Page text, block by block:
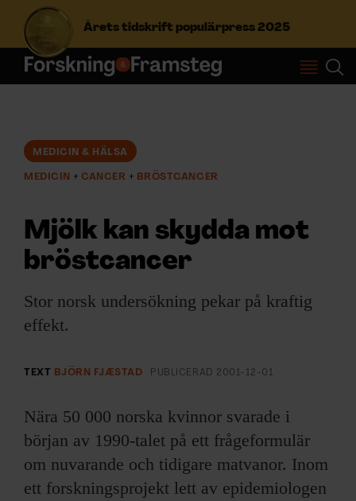
Årets tidskrift populärpress 2025
S
f
:
NYHETSBREV
ÄMNEN
EVENEMANG & RESOR
SHOP
MEDICIN & HÄLSA
MEDICIN CANCER BRÖSTCANCER
Mjölk kan skydda mot
bröstcancer
Stor norsk undersökning pekar på kraftig
effekt.
TEXT BJÖRN FJÆSTAD PUBLICERAD 2001-12-01
Nära 50 000 norska kvinnor svarade i
början av 1990-talet på ett frågeformulär
om nuvarande och tidigare matvanor. Inom
ett forskningsprojekt lett av epidemiologen